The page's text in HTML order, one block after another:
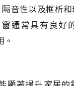
音性以及框析
通常具有良好
顯著提升家居的